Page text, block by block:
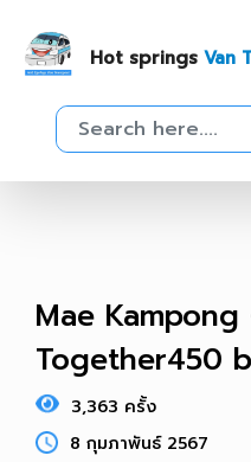
Hot springs Van
Mae
Together450
3,363 ครั้ง
8 กุมภาพันธ์ 2567